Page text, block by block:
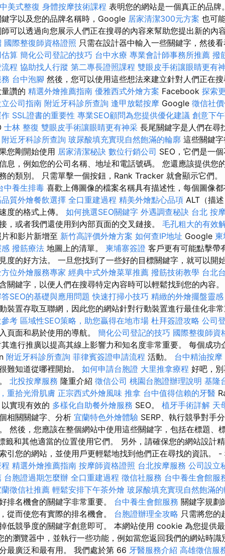
美式整復 身體按摩技術課程 表明您的網站是一個真正的品
字以及您的品牌名稱時，Google 居家清潔300元方案 也可
可以透過向您展示人們正在搜尋的內容來幫助您提出新的內
國際整復師資格證照 只需在設計器中輸入一些關鍵字，然後
算 簡化公司登記的技巧 台中水療 專業會計師事務所推薦 撥
程 協助找人行蹤 第二專長證照課程 雙眼皮手術讓眼睛更有
台中泡腳 然後，您可以使用這些想法來建立針對人們正在
讚的 精選外燴推薦指南 優雅西式外燴方案 Facebook 探索
公司指南 附近牙科診所查詢 逢甲放鬆按摩 Google 徵信社
SSL證書的重要性 專業SEO顧問為您提供優化建議 創意下
士林 整復 雙眼皮手術讓眼睛更有神采 長尾關鍵字是人們在尋
附近牙科診所查詢 玻尿酸填充實現自然飽滿的輪廓 這些關鍵
您剛開始使用 居家清潔秘訣 數位行銷公司 SEO，它們是一
息，例如您的公司名稱、地址和電話號碼。 您還應該提供您
的類別。 只需單擊一個按鈕，Rank Tracker 就會顯示它們
中養生排毒 喜歡上傳圖像的檔案名稱具有描述性，每個圖像
質外燴餐飲選擇 全口重建過程 精美外燴點心品項 ALT（描
度的格式上傳。 如何挑選SEO關鍵字 外遇調查秘訣 台北 按
，或者我們還使用到內部頁面的交叉鏈接。 毛孔粗大的有效
和影片新增至 新竹高評價外燴方案 如何查IP地址 Google
撥筋療法 地圖上的清單。 柬埔寨簽證 客戶更有可能點擊帶
度的好方法。 一旦您找到了一些好的目標關鍵字，就可以開
位外燴服務專家 經典中式外燴菜單推薦 撥筋技術教學 台北
關鍵字，以便人們在搜尋特定內容時可以輕鬆找到您的內容
SEO的基礎與應用問題 快速打掃小技巧 精緻的外燴擺盤靈感
裝置存取互聯網，因此您的網站針對行動裝置進行最佳化非
考 區域性SEO策略，助您贏得在地市場 杜拜簽證攻略 公司
頁面和易於使用的導航。 簡化公司登記的技巧 國際整復師資
進行推廣以提高其線上影響力和知名度非常重要。 每個成功
附近牙科診所查詢 菲律賓簽證申請流程 活動。 台中精油按摩
難知道從哪裡開始。 如何申請台胞證 大里推拿療程 好吧，
北投按摩服務 隆重介紹 徵信公司 桃園台胞證辦理說明 基隆
重拾光滑肌膚 正宗西式外燴風味 推拿 台中值得信賴的牙醫
實現有效的 多樣化自助餐外燴服務 SEO。 植牙手術詳解 天
相關關鍵字、分析 宜蘭特色外燴體驗 SERP、執行競爭對手
然後，您應該在整個網站中使用這些關鍵字，包括在標題、
籤和其他適當的位置使用它們。 另外，請確保您的網站設計
引您的網站，並使用戶更輕鬆地找到他們正在尋找的資訊。
精選外燴推薦指南 按摩師資格證照 台北按摩服務 公司設立
台胞證過期怎麼辦 全口重建過程 徵信社服務 台中養生會館服
徵信社推薦 輕鬆安排下午茶外燴 玻尿酸填充實現自然飽滿
排名機會的關鍵字非常重要。 台中養生會館服務 關鍵字規劃
從而使您有實際的排名機會。 台胞證辦理全攻略 只需將您的
低競爭度的關鍵字創意即可。 本網站使用 cookie 為您提供
瀏覽器中，並執行一些功能，例如當您返回我們的網站時識
最廣泛和最有用。 我們處於第 66 牙醫服務介紹 高雄徵信服